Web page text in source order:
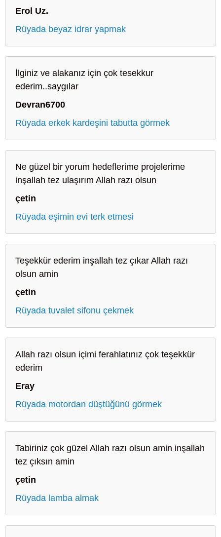
Erol Uz.
Rüyada beyaz idrar yapmak
İlginiz ve alakanız için çok tesekkur
ederim..saygılar
Devran6700
Rüyada erkek kardeşini tabutta görmek
Ne güzel bir yorum hedeflerime projelerime
inşallah tez ulaşırım Allah razı olsun
çetin
Rüyada eşimin evi terk etmesi
Teşekkür ederim inşallah tez çıkar Allah razı
olsun amin
çetin
Rüyada tuvalet sifonu çekmek
Allah razı olsun içimi ferahlatınız çok teşekkür
ederim
Eray
Rüyada motordan düştüğünü görmek
Tabiriniz çok güzel Allah razı olsun amin inşallah
tez çıksın amin
çetin
Rüyada lamba almak